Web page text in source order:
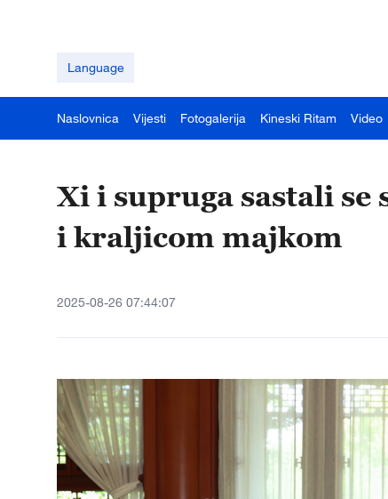
Language
Naslovnica Vijesti Fotogalerija Kineski Ritam Video
Xi i supruga sastali
i kraljicom majkom
2025-08-26 07:44:07